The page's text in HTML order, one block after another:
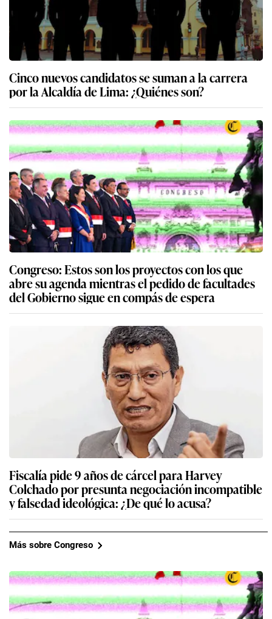
Cinco nuevos candidatos se suman a la carrera
por la Alcaldía de Lima: ¿Quiénes son?
Congreso: Estos son los proyectos con los que
abre su agenda mientras el pedido de facultades
del Gobierno sigue en compás de espera
Fiscalía pide 9 años de cárcel para Harvey
Colchado por presunta negociación incompatible
y falsedad ideológica: ¿De qué lo acusa?
Más sobre Congreso